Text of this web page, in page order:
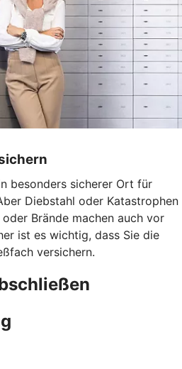
besonders sicherer Ort für
Diebstahl oder Katastrophen
Brände machen auch vor
ist es wichtig, dass Sie die
versichern.